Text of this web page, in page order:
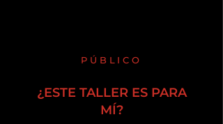
PÚBLICO
¿ESTE TALLER ES PARA
MÍ?